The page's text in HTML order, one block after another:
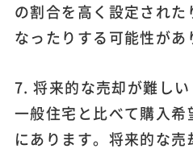
の割合を高く設定された
なったりする可能性があ
7. 将来的な売却が難しい
一般住宅と比べて購入
にあります。将来的な